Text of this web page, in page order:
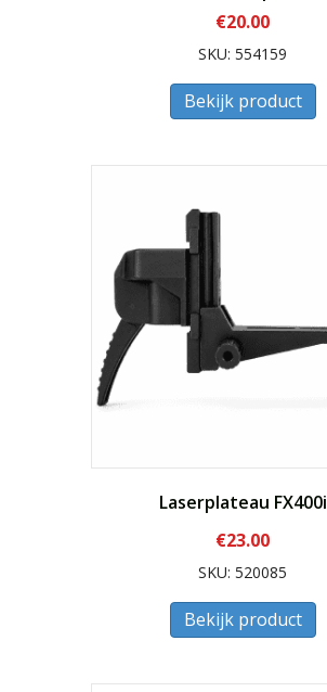
€20.00
SKU: 554159
Bekijk product
Laserplateau FX400i
€23.00
SKU: 520085
Bekijk product